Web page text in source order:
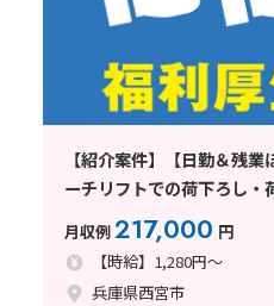
【紹介案件】【日勤＆残
ーチリフトでの荷下ろし・
月収例217,000 円
【時給】1,280円～
兵庫県西宮市